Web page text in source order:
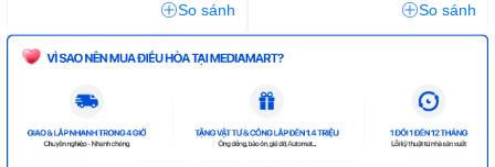
So sánh So sánh